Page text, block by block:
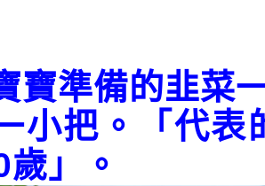
寶準備的韭菜
小把。「代表
歲」。